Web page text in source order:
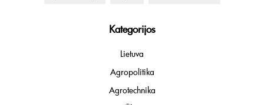
Kategorijos
Lietuva
Agropolitika
Agrotechnika